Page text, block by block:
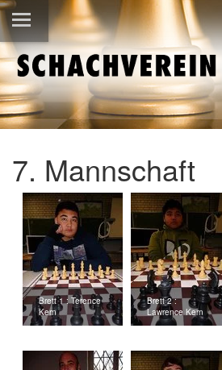
7. Mannschaft
Brett 1 : Terence
Kern
Brett 2 :
Lawrence Kern